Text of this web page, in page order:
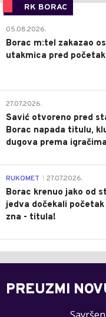
RK BORAC
05.08.2026.
Borac m:tel zakazao
utakmica pred
27.07.2026.
Savić otvoreno pred
Borac napada titulu,
dugova prema
RUKOMET 27.07.2026.
Borac krenuo jako od
jedva dočekali
zna - titula!
PREUZMI